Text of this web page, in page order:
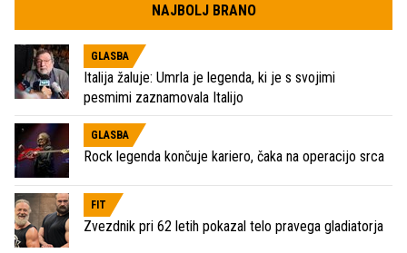
NAJBOLJ BRANO
GLASBA
Italija žaluje: Umrla je legenda, ki je s svojimi
pesmimi zaznamovala Italijo
GLASBA
Rock legenda končuje kariero, čaka na operacijo srca
FIT
Zvezdnik pri 62 letih pokazal telo pravega gladiatorja